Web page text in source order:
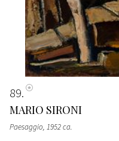
89
MARIO SIRONI
Paesaggio, 1952 ca.